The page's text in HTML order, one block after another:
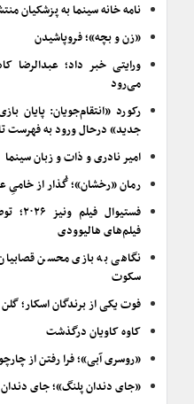
نامه خانه سینما به پزشکیان
«زن و بچه»؛ فروپاشیدن
ورایتی خبر داد؛ عبدالرضا
می‌رود
رکورد «انتقام‌جویان: پایان
جدید» درحال ورود به فهرست
امیر نادری و ذات و زبان سینما
رمان «رخشان»؛ گُذار از خامیِ
فیلم‌های هالیوودی
نگاهی به بازی محسن
سکوت
فوت یکی از برندگان اسکار؛
کاوه کاویان درگذشت
«روسری آبی»؛ فرا رفتن از
«جای دندان پلنگ»؛ جای